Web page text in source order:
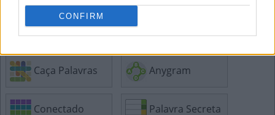
CONFIRM
Sudoku
Caça Palavras Anygram
Conectado Palavra Secreta